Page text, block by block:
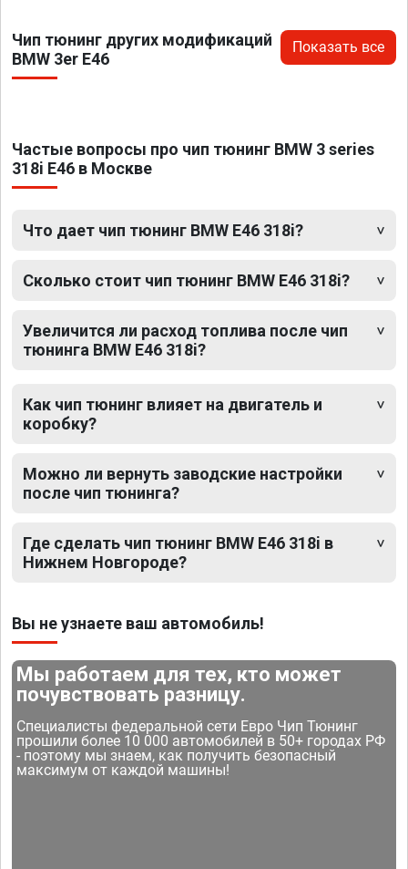
Чип тюнинг других модификаций
BMW 3er E46
Показать все
Частые вопросы про чип тюнинг BMW 3 series
318i E46 в Москве
Что дает чип тюнинг BMW E46 318i?
Сколько стоит чип тюнинг BMW E46 318i?
Увеличится ли расход топлива после чип
тюнинга BMW E46 318i?
Как чип тюнинг влияет на двигатель и
коробку?
Можно ли вернуть заводские настройки
после чип тюнинга?
Где сделать чип тюнинг BMW E46 318i в
Нижнем Новгороде?
Вы не узнаете ваш автомобиль!
Мы работаем для тех, кто может
почувствовать разницу.
Специалисты федеральной сети Евро Чип Тюнинг
прошили более 10 000 автомобилей в 50+ городах РФ
- поэтому мы знаем, как получить безопасный
максимум от каждой машины!